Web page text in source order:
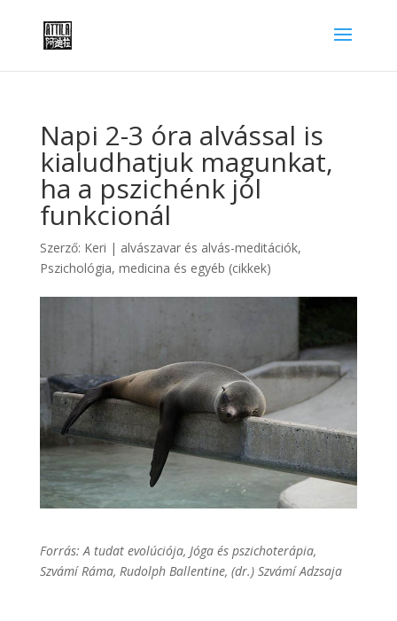
Napi 2-3 óra alvással is
kialudhatjuk magunkat,
ha a pszichénk jól
funkcionál
Szerző: Keri | alvászavar és alvás-meditációk,
Pszichológia, medicina és egyéb (cikkek)
Forrás: A tudat evolúciója, Jóga és pszichoterápia,
Szvámí Ráma, Rudolph Ballentine, (dr.) Szvámí Adzsaja